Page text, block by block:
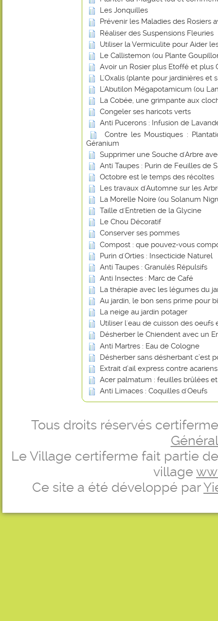
Les Jonquilles
Prévenir les Maladies des Rosiers
Réaliser des Suspensions Fleuries
Utiliser la Vermiculite pour Aider
Le Callistemon (ou Plante
Avoir un Rosier plus Etoffé et plus
L'Oxalis (plante pour jardinières et
L'Abutilon Mégapotamicum (ou
La Cobée, une grimpante aux
Congeler ses haricots verts
Anti Pucerons : Infusion de
Contre les Moustiques :
Géranium
Supprimer une Souche d'Arbre
Anti Taupes : Purin de Feuilles de
Octobre est le temps des récoltes
Les travaux d'Automne sur les
La Morelle Noire (ou Solanum
Taille d'Entretien de la Glycine
Le Chou Décoratif
Conserver ses pommes
Compost : que pouvez-vous
Purin d'Orties : Insecticide Naturel
Anti Taupes : Granulés Répulsifs
Anti Insectes : Marc de Café
La thérapie avec les légumes du
Au jardin, le bon sens prime pour
La neige au jardin potager
Utiliser l'eau de cuisson des oeufs
Désherber le Chiendent avec un
Anti Martres : Eau de Cologne
Désherber sans désherbant c’est
Extrait d’ail express contre
Acer palmatum : feuilles brûlées
Anti Limaces : Coquilles d'Oeufs
Tous droits réservés
Le Village certiferme fait partie
village
Ce site a été développé par